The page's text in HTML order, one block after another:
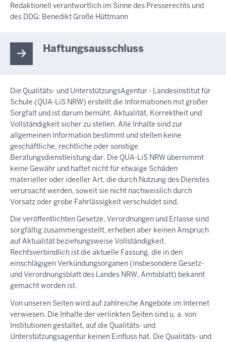
Redaktionell verantwortlich im Sinne des Presserechts und
des DDG: Benedikt Große Hüttmann
Haftungsausschluss
Die Qualitäts- und UnterstützungsAgentur - Landesinstitut für
Schule (QUA-LiS NRW) erstellt die Informationen mit großer
Sorgfalt und ist darum bemüht, Aktualität, Korrektheit und
Vollständigkeit sicher zu stellen. Alle Inhalte sind zur
allgemeinen Information bestimmt und stellen keine
geschäftliche, rechtliche oder sonstige
Beratungsdienstleistung dar. Die QUA-LiS NRW übernimmt
keine Gewähr und haftet nicht für etwaige Schäden
materieller oder ideeller Art, die durch Nutzung des Dienstes
verursacht werden, soweit sie nicht nachweislich durch
Vorsatz oder grobe Fahrlässigkeit verschuldet sind.
Die veröffentlichten Gesetze, Verordnungen und Erlasse sind
sorgfältig zusammengestellt, erheben aber keinen Anspruch
auf Aktualität beziehungsweise Vollständigkeit.
Rechtsverbindlich ist die aktuelle Fassung, die in den
einschlägigen Verkündungsorganen (insbesondere Gesetz-
und Verordnungsblatt des Landes NRW, Amtsblatt) bekannt
gemacht worden ist.
Von unseren Seiten wird auf zahlreiche Angebote im Internet
verwiesen. Die Inhalte der verlinkten Seiten sind u. a. von
Institutionen gestaltet, auf die Qualitäts- und
Unterstützungsagentur keinen Einfluss hat. Die Qualitäts- und